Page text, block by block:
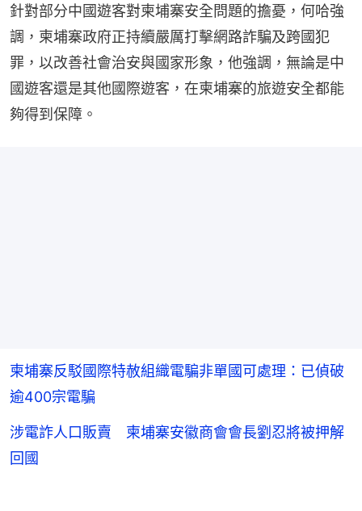
針對部分中國遊客對柬埔寨安全問題的擔憂，何哈強
調，柬埔寨政府正持續嚴厲打擊網路詐騙及跨國犯
罪，以改善社會治安與國家形象，他強調，無論是中
國遊客還是其他國際遊客，在柬埔寨的旅遊安全都能
夠得到保障。
柬埔寨反駁國際特赦組織電騙非單國可處理：已偵破
逾400宗電騙
涉電詐人口販賣 柬埔寨安徽商會會長劉忍將被押解
回國